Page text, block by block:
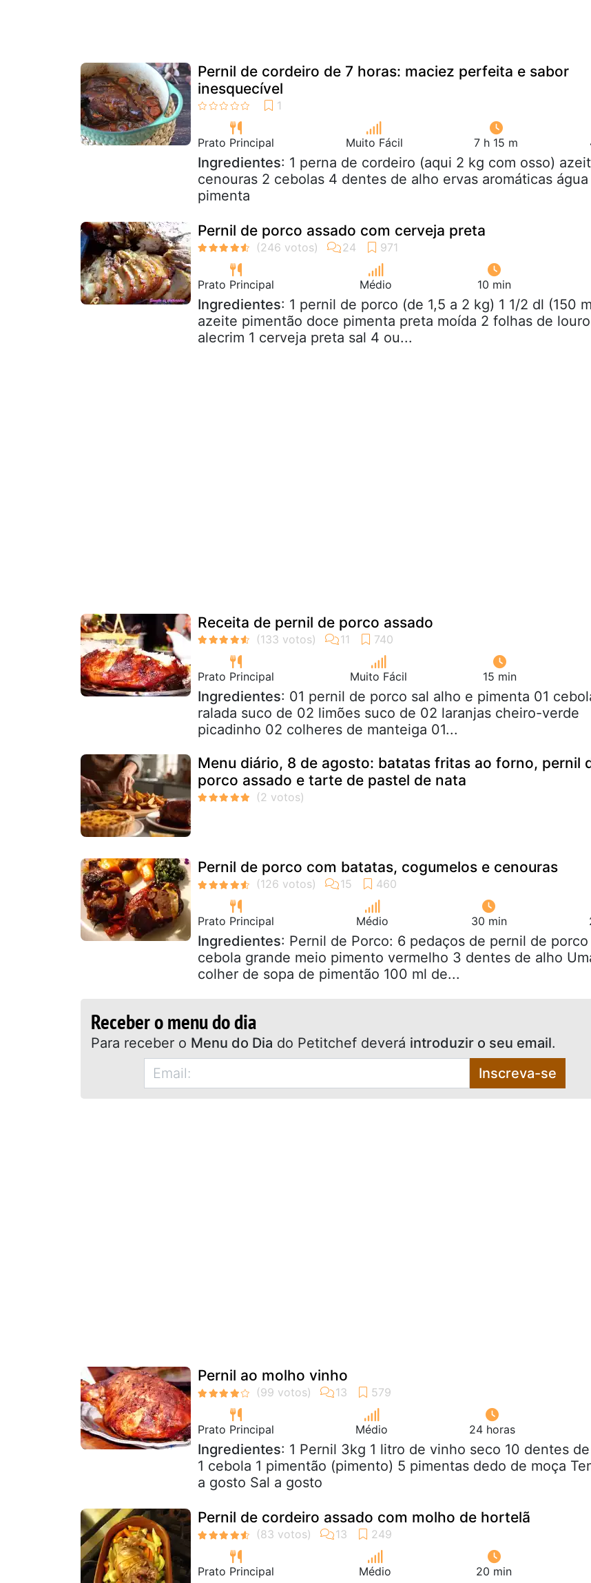
Pernil de cordeiro de 7 horas: maciez perfeita e sabor
inesquecível
Prato Principal Muito Fácil 7 h 15 m
Ingredientes: 1 perna de cordeiro (aqui 2 kg com osso)
cenouras 2 cebolas 4 dentes de alho ervas aromáticas água
pimenta
Pernil de porco assado com cerveja preta
Prato Principal Médio 10 min
Ingredientes: 1 pernil de porco (de 1,5 a 2 kg) 1 1/2 dl (150
azeite pimentão doce pimenta preta moída 2 folhas de louro
alecrim 1 cerveja preta sal 4 ou...
Receita de pernil de porco assado
Prato Principal Muito Fácil 15 min
Ingredientes: 01 pernil de porco sal alho e pimenta 01
ralada suco de 02 limões suco de 02 laranjas cheiro-verde
picadinho 02 colheres de manteiga 01...
Menu diário, 8 de agosto: batatas fritas ao forno, pernil
porco assado e tarte de pastel de nata
Pernil de porco com batatas, cogumelos e cenouras
Prato Principal Médio 30 min
Ingredientes: Pernil de Porco: 6 pedaços de pernil de porco
cebola grande meio pimento vermelho 3 dentes de alho
colher de sopa de pimentão 100 ml de...
Receber o menu do dia
Para receber o Menu do Dia do Petitchef deverá introduzir o seu email.
Inscreva-se
Pernil ao molho vinho
Prato Principal Médio 24 horas
Ingredientes: 1 Pernil 3kg 1 litro de vinho seco 10 dentes
1 cebola 1 pimentão (pimento) 5 pimentas dedo de moça
a gosto Sal a gosto
Pernil de cordeiro assado com molho de hortelã
Prato Principal Médio 20 min